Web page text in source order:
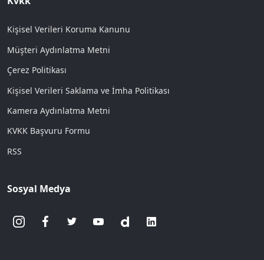
Kişisel Verileri Koruma Kanunu
Müşteri Aydınlatma Metni
Çerez Politikası
Kişisel Verileri Saklama ve İmha Politikası
Kamera Aydınlatma Metni
KVKK Başvuru Formu
RSS
Sosyal Medya